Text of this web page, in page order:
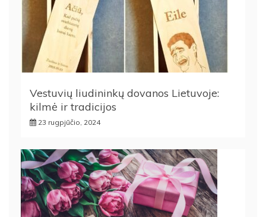
Vestuvių liudininkų dovanos Lietuvoje:
kilmė ir tradicijos
23 rugpjūčio, 2024